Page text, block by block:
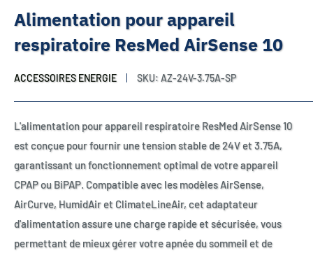
Alimentation pour appareil
respiratoire ResMed AirSense 10
ACCESSOIRES ENERGIE SKU: AZ-24V-3.75A-SP
L'alimentation pour appareil respiratoire ResMed AirSense 10
est conçue pour fournir une tension stable de 24V et 3.75A,
garantissant un fonctionnement optimal de votre appareil
CPAP ou BiPAP. Compatible avec les modèles AirSense,
AirCurve, HumidAir et ClimateLineAir, cet adaptateur
d'alimentation assure une charge rapide et sécurisée, vous
permettant de mieux gérer votre apnée du sommeil et de